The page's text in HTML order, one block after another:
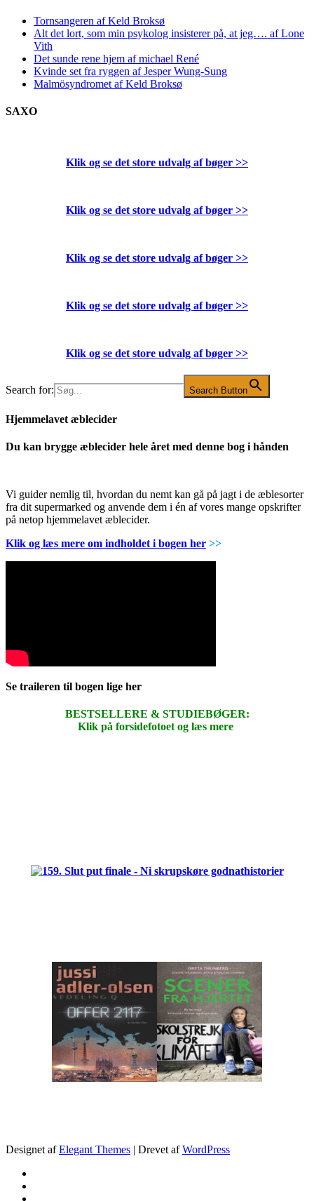
Tornsangeren af Keld Broksø
Alt det lort, som min psykolog insisterer på, at jeg…. af Lone
Vith
Det sunde rene hjem af michael René
Kvinde set fra ryggen af Jesper Wung-Sung
Malmösyndromet af Keld Broksø
SAXO
Klik og se det store udvalg af bøger >>
Klik og se det store udvalg af bøger >>
Klik og se det store udvalg af bøger >>
Klik og se det store udvalg af bøger >>
Klik og se det store udvalg af bøger >>
Search for: Search Button
Hjemmelavet æblecider
Du kan brygge æblecider hele året med denne bog i hånden
Vi guider nemlig til, hvordan du nemt kan gå på jagt i de æblesorter
fra dit supermarked og anvende dem i én af vores mange opskrifter
på netop hjemmelavet æblecider.
Klik og læs mere om indholdet i bogen her >>
Se traileren til bogen lige her
BESTSELLERE & STUDIEBØGER:
Klik på forsidefotoet og læs mere
Designet afElegant Themes | Drevet afWordPress